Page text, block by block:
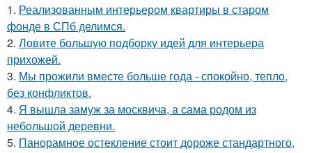
1. Реализованным интерьером квартиры в старом
фонде в СПб делимся.
2. Ловите большую подборку идей для интерьера
прихожей.
3. Мы прожили вместе больше года - спокойно, тепло,
без конфликтов.
4. Я вышла замуж за москвича, а сама родом из
небольшой деревни.
5. Панорамное остекление стоит дороже стандартного,